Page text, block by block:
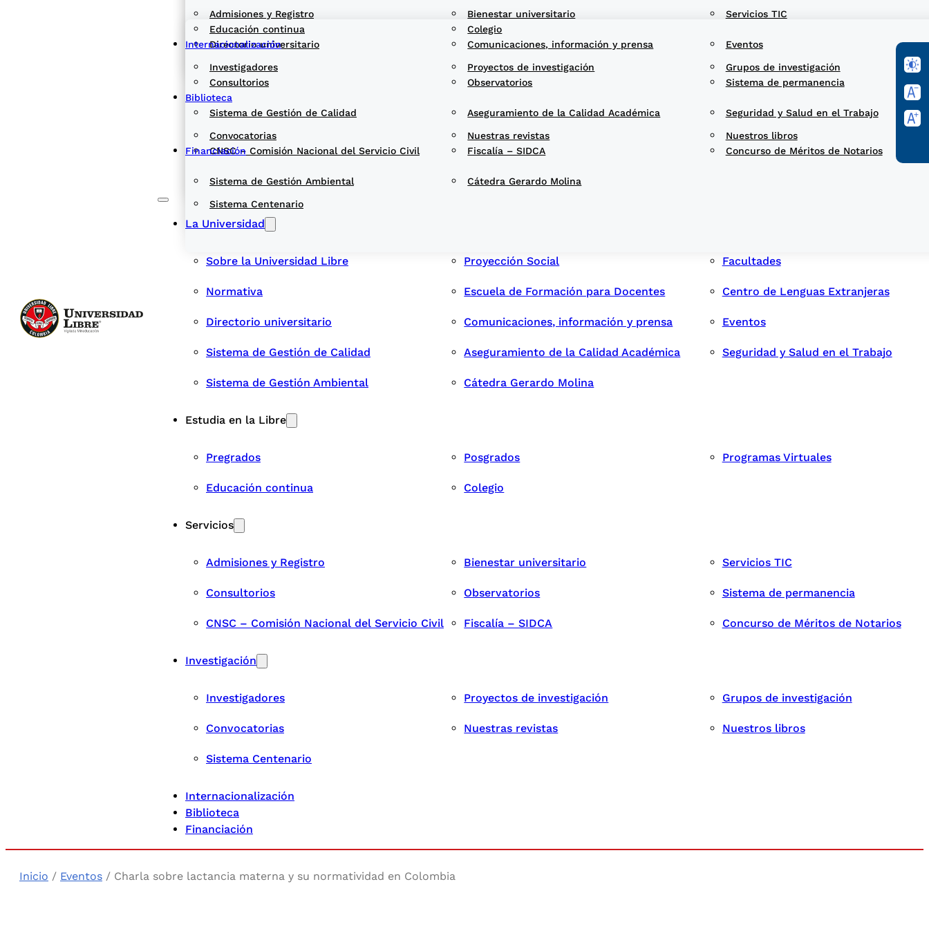
Directorio universitario Comunicaciones, información y prensa Eventos
Sistema de Gestión de Calidad Aseguramiento de la Calidad Académica Seguridad y Salud en el Trabajo
Sistema de Gestión Ambiental Cátedra Gerardo Molina
Educación continua Colegio
Admisiones y Registro Bienestar universitario Servicios TIC
Consultorios Observatorios Sistema de permanencia
CNSC – Comisión Nacional del Servicio Civil Fiscalía – SIDCA Concurso de Méritos de Notarios
Investigadores Proyectos de investigación Grupos de investigación
Convocatorias Nuestras revistas Nuestros libros
Sistema Centenario
Internacionalización
Biblioteca
Financiación
La Universidad
Sobre la Universidad Libre Proyección Social Facultades
Normativa Escuela de Formación para Docentes Centro de Lenguas Extranjeras
Directorio universitario Comunicaciones, información y prensa Eventos
Sistema de Gestión de Calidad Aseguramiento de la Calidad Académica Seguridad y Salud en el Trabajo
Sistema de Gestión Ambiental Cátedra Gerardo Molina
Estudia en la Libre
Pregrados Posgrados Programas Virtuales
Educación continua Colegio
Servicios
Admisiones y Registro Bienestar universitario Servicios TIC
Consultorios Observatorios Sistema de permanencia
CNSC – Comisión Nacional del Servicio Civil Fiscalía – SIDCA Concurso de Méritos de Notarios
Investigación
Investigadores Proyectos de investigación Grupos de investigación
Convocatorias Nuestras revistas Nuestros libros
Sistema Centenario
Internacionalización
Biblioteca
Financiación
Inicio / Eventos / Charla sobre lactancia materna y su normatividad en Colombia